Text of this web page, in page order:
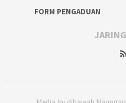
FORM PENGADUAN